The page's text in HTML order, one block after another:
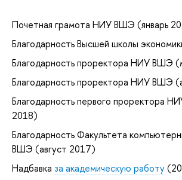
Почетная грамота НИУ ВШЭ (январь
Благодарность Высшей школы
Благодарность проректора НИУ ВШЭ
Благодарность проректора НИУ ВШЭ
Благодарность первого проректора
2018)
Благодарность Факультета
ВШЭ (август 2017)
Надбавка за академическую работу